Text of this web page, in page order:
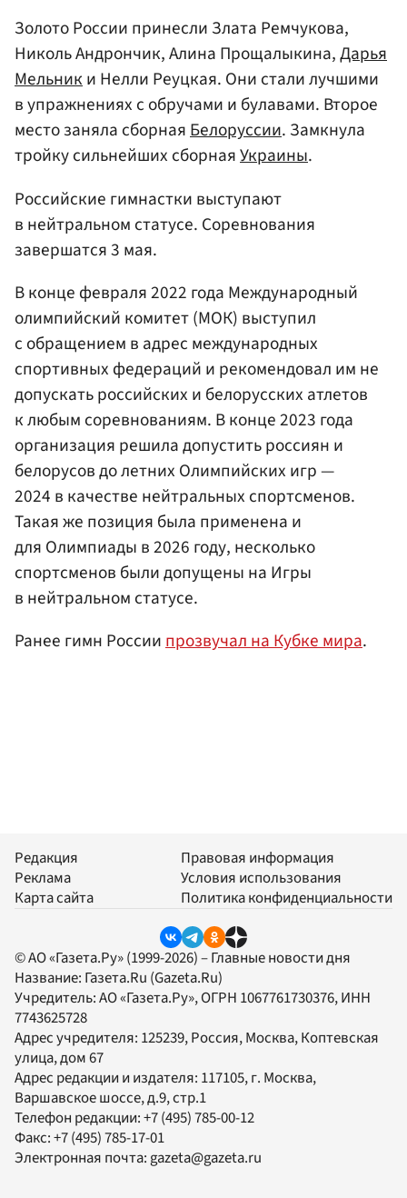
Золото России принесли Злата Ремчукова,
Николь Андрончик, Алина Прощалыкина,Дарья
Мельники Нелли Реуцкая. Они стали лучшими
в упражнениях с обручами и булавами. Второе
место заняла сборнаяБелоруссии. Замкнула
тройку сильнейших сборнаяУкраины.
Российские гимнастки выступают
в нейтральном статусе. Соревнования
завершатся 3 мая.
В конце февраля 2022 года Международный
олимпийский комитет (МОК) выступил
с обращением в адрес международных
спортивных федераций и рекомендовал им не
допускать российских и белорусских атлетов
к любым соревнованиям. В конце 2023 года
организация решила допустить россиян и
белорусов до летних Олимпийских игр —
2024 в качестве нейтральных спортсменов.
Такая же позиция была применена и
для Олимпиады в 2026 году, несколько
спортсменов были допущены на Игры
в нейтральном статусе.
Ранее гимн Россиипрозвучал на Кубке мира.
Редакция
Реклама
Карта сайта
Правовая информация
Условия использования
Политика конфиденциальности
© АО «Газета.Ру» (1999-2026) – Главные новости дня
Название: Газета.Ru (Gazeta.Ru)
Учредитель:АО «Газета.Ру», ОГРН 1067761730376, ИНН
7743625728
Адрес учредителя: 125239, Россия, Москва, Коптевская
улица, дом 67
Адрес редакции и издателя: 117105, г. Москва,
Варшавское шоссе, д.9, стр.1
Телефон редакции:+7 (495) 785-00-12
Факс:+7 (495) 785-17-01
Электронная почта:gazeta@gazeta.ru